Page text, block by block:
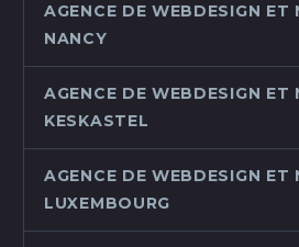
AGENCE DE WEBDESIGN ET
NANCY
AGENCE DE WEBDESIGN ET
KESKASTEL
AGENCE DE WEBDESIGN ET
LUXEMBOURG